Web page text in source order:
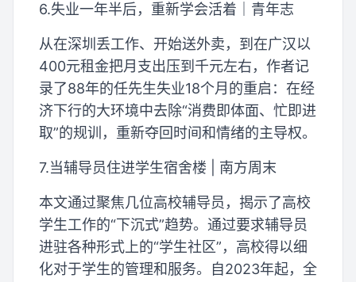
6.失业一年半后，重新学会活着｜青年志
从在深圳丢工作、开始送外卖，到在广汉以
400元租金把月支出压到千元左右，作者记
录了88年的任先生失业18个月的重启：在经
济下行的大环境中去除“消费即体面、忙即进
取”的规训，重新夺回时间和情绪的主导权。
7.当辅导员住进学生宿舍楼 | 南方周末
本文通过聚焦几位高校辅导员，揭示了高校
学生工作的“下沉式”趋势。通过要求辅导员
进驻各种形式上的“学生社区”，高校得以细
化对于学生的管理和服务。自2023年起，全